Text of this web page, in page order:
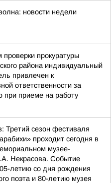
новости недели
прокуратуры
района индивидуальный
привлечен к
ответственности за
при приеме на работу
Третий сезон фестиваля
проходит сегодня в
музее-
Некрасова. Событие
летию со дня рождения
поэта и 80-летию музея